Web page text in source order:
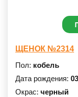
ЩЕНОК №2314
Пол: кобель
Дата рождения:
Окрас: черный